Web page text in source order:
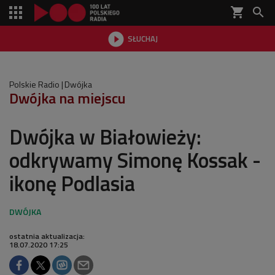
shopping_cart 
 SŁUCHAJ

Polskie Radio Dwójka
Dwójka na miejscu
Dwójka w Białowieży:
odkrywamy Simonę Kossak -
ikonę Podlasia
ostatnia aktualizacja:
18.07.2020 17:25